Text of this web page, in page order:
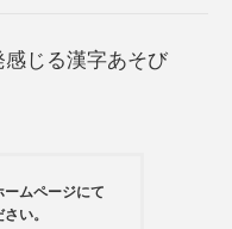
じる漢字あそび
ームページにて
い。